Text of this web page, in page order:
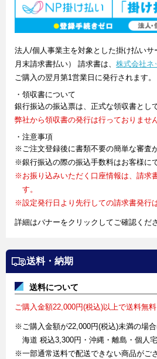
法人/個人事業主を対象とした掛け払い
月末請求書払い） 請求書は、 株式会社ネ
ご購入の翌月第1営業日に発行されます。
・領収書について
銀行振込の振込票は、正式な領収書とし
弊社から領収書の発行は行っておりません
・注意事項
※ご注文登録後に書類不要の簡単な審査
※銀行振込の際の振込手数料はお客様に
※お振り込みいただく口座情報は、請求
す。
※設定発行日より先行しての請求書発行
詳細はバナーをクリックしてご確認くださ
送料・納期
送料について
ご購入金額22,000円(税込)以上で送料無料
※ご購入金額が22,000円(税込)未満の場
海道 税込3,300円・沖縄・離島・個人宅
※一部通常送料で配送できない商品がご